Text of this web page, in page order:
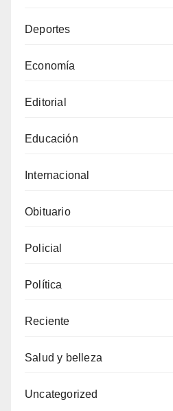
Deportes
Economía
Editorial
Educación
Internacional
Obituario
Policial
Política
Reciente
Salud y belleza
Uncategorized